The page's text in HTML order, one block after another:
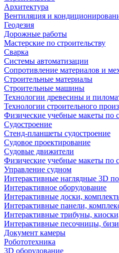
Архитектура
Вентиляция и
Геодезия
Дорожные работы
Мастерские по строительству
Сварка
Системы автоматизации
Сопротивление материалов и
Строительные материалы
Строительные машины
Технологии древесины и
Технологии строительного
Физические учебные макеты по
Судостроение
Стенд-планшеты судостроение
Судовое проектирование
Судовые движители
Физические учебные макеты по
Управление судном
Интерактивные наглядные 3D
Интерактивное оборудование
Интерактивные доски,
Интерактивные панели,
Интерактивные трибуны,
Интерактивные песочницы,
Документ камеры
Робототехника
3D оборудование